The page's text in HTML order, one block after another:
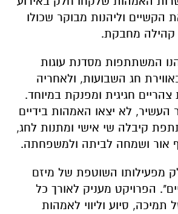
הקשיים וליהנות מבוקר שכולו
מחבקת.
המשתתפות מסדנת עוגות
חג השבועות, ולאחריה
חגיגית ומפנקת במיוחד.
העשיר, לא יצאו האמהות בידיים
קיבלה שי אישי ומתנות לחג,
אור ושמחה לביתה ולמשפחתה.
מפעילותו השוטפת של מיזם
הפרויקט מעניק לאורך כל
סיוע וליווי לאמהות